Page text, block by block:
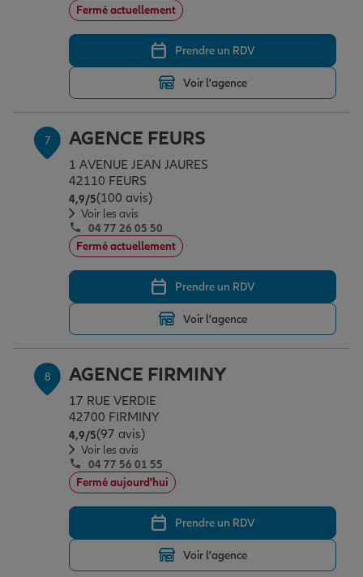
Fermé actuellement
Prendre un RDV
Voir l'agence
7 AGENCE FEURS
1 AVENUE JEAN JAURES
42110 FEURS
4,9/5Note de 4.9 sur 5
(100 avis)
Voir les avis
04 77 26 05 50
Fermé actuellement
Prendre un RDV
Voir l'agence
8 AGENCE FIRMINY
17 RUE VERDIE
42700 FIRMINY
4,9/5Note de 4.9 sur 5
(97 avis)
Voir les avis
04 77 56 01 55
Fermé aujourd'hui
Prendre un RDV
Voir l'agence